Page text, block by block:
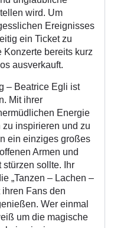
wird. Um
Ereignisses
ein Ticket zu
bereits kurz
ausverkauft.
– Beatrice Egli ist
Mit ihrer
Energie
zu inspirieren und zu
ein einziges großes
Armen und
sollte. Ihr
„Tanzen – Lachen –
ihren Fans den
Wer einmal
um die magische